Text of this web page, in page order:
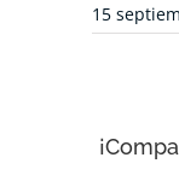
15